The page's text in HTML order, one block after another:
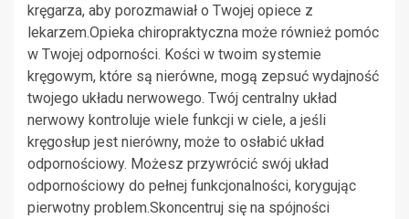
kręgarza, aby porozmawiał o Twojej opiece z
lekarzem.Opieka chiropraktyczna może również pomóc
w Twojej odporności. Kości w twoim systemie
kręgowym, które są nierówne, mogą zepsuć wydajność
twojego układu nerwowego. Twój centralny układ
nerwowy kontroluje wiele funkcji w ciele, a jeśli
kręgosłup jest nierówny, może to osłabić układ
odpornościowy. Możesz przywrócić swój układ
odpornościowy do pełnej funkcjonalności, korygując
pierwotny problem.Skoncentruj się na spójności